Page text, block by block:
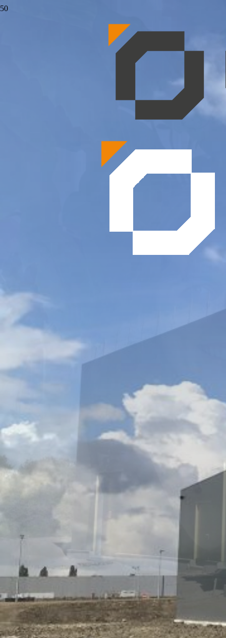
DALLAGE ET
BARDAGE SUR
DALLAGE ET BARDAGE SUR
OUEST BOISSONS
,Chantiers